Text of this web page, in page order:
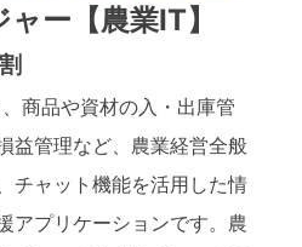
ー【農業IT】
商品や資材の入・出庫管
益管理など、農業経営全般
チャット機能を活用した情
アプリケーションです。農